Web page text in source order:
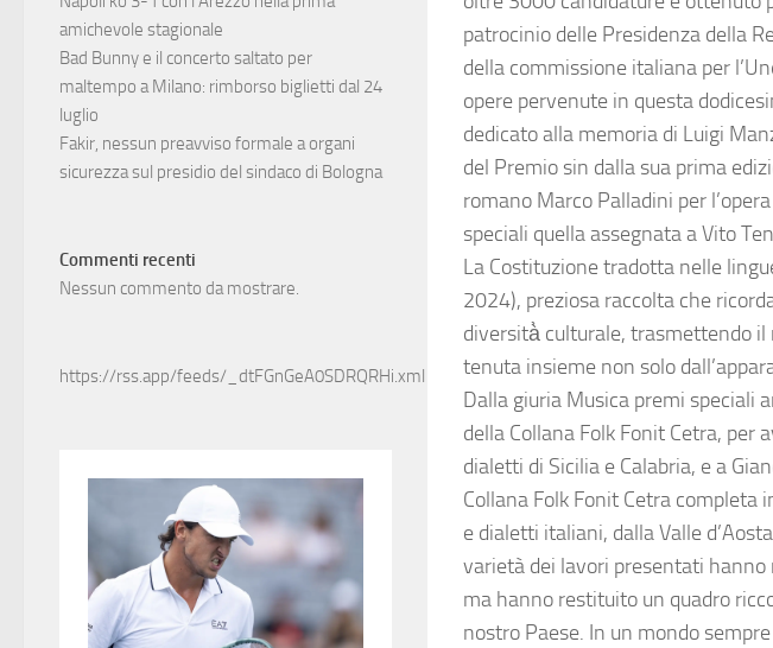
patrocinio delle Presidenza della
della commissione italiana per
opere pervenute in questa
dedicato alla memoria di Luigi
del Premio sin dalla sua prima
romano Marco Palladini per
speciali quella assegnata a Vito
La Costituzione tradotta nelle
2024), preziosa raccolta che
diversità̀ culturale, trasmettendo il
tenuta insieme non solo
Dalla giuria Musica premi speciali
della Collana Folk Fonit Cetra, per
dialetti di Sicilia e Calabria, e a
Collana Folk Fonit Cetra
e dialetti italiani, dalla Valle
varietà dei lavori presentati
ma hanno restituito un quadro
nostro Paese. In un mondo
amichevole stagionale
Bad Bunny e il concerto saltato per
maltempo a Milano: rimborso biglietti dal 24
luglio
Fakir, nessun preavviso formale a organi
sicurezza sul presidio del sindaco di Bologna
Commenti recenti
Nessun commento da mostrare.
https://rss.app/feeds/_dtFGnGeA0SDRQRHi.xml